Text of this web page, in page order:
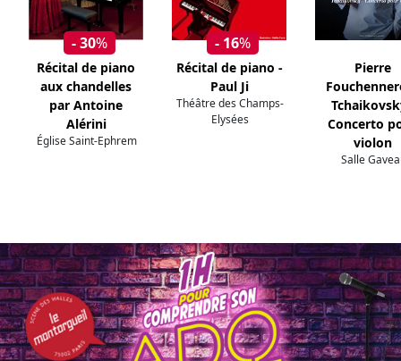
- 30%
Récital de piano
aux chandelles
par Antoine
Alérini
Église Saint-Ephrem
- 16%
Récital de piano -
Paul Ji
Théâtre des Champs-
Elysées
Pierre
Concerto
violon
Salle